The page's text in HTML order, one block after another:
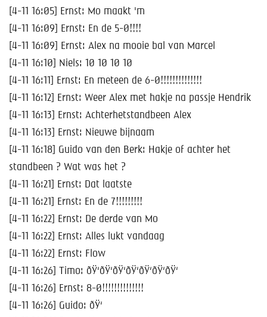
[4-11 16:05] Ernst: Mo maakt 'm
[4-11 16:09] Ernst: En de 5-0!!!!
[4-11 16:09] Ernst: Alex na mooie bal van Marcel
[4-11 16:10] Niels: 10 10 10 10
[4-11 16:11] Ernst: En meteen de 6-0!!!!!!!!!!!!!!
[4-11 16:12] Ernst: Weer Alex met hakje na passje Hendrik
[4-11 16:13] Ernst: Achterhetstandbeen Alex
[4-11 16:13] Ernst: Nieuwe bijnaam
[4-11 16:18] Guido van den Berk: Hakje of achter het
standbeen ? Wat was het ?
[4-11 16:21] Ernst: Dat laatste
[4-11 16:21] Ernst: En de 7!!!!!!!!!
[4-11 16:22] Ernst: De derde van Mo
[4-11 16:22] Ernst: Alles lukt vandaag
[4-11 16:22] Ernst: Flow
[4-11 16:26] Timo: ðŸ‘ðŸ‘ðŸ‘ðŸ‘ðŸ‘ðŸ‘ðŸ‘
[4-11 16:26] Ernst: 8-0!!!!!!!!!!!!!!
[4-11 16:26] Guido: ðŸ‘